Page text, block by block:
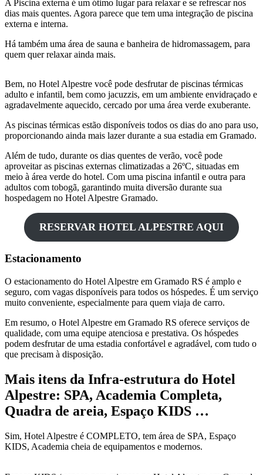
A Piscina externa é um ótimo lugar para relaxar e se refrescar nos
dias mais quentes. Agora parece que tem uma integração de piscina
externa e interna.
Há também uma área de sauna e banheira de hidromassagem, para
quem quer relaxar ainda mais.
Bem, no Hotel Alpestre você pode desfrutar de piscinas térmicas
adulto e infantil, bem como jacuzzis, em um ambiente envidraçado e
agradavelmente aquecido, cercado por uma área verde exuberante.
As piscinas térmicas estão disponíveis todos os dias do ano para uso,
proporcionando ainda mais lazer durante a sua estadia em Gramado.
Além de tudo, durante os dias quentes de verão, você pode
aproveitar as piscinas externas climatizadas a 26ºC, situadas em
meio à área verde do hotel. Com uma piscina infantil e outra para
adultos com tobogã, garantindo muita diversão durante sua
hospedagem no Hotel Alpestre Gramado.
RESERVAR HOTEL ALPESTRE AQUI
Estacionamento
O estacionamento do Hotel Alpestre em Gramado RS é amplo e
seguro, com vagas disponíveis para todos os hóspedes. É um serviço
muito conveniente, especialmente para quem viaja de carro.
Em resumo, o Hotel Alpestre em Gramado RS oferece serviços de
qualidade, com uma equipe atenciosa e prestativa. Os hóspedes
podem desfrutar de uma estadia confortável e agradável, com tudo o
que precisam à disposição.
Mais itens da Infra-estrutura do Hotel
Alpestre: SPA, Academia Completa,
Quadra de areia, Espaço KIDS …
Sim, Hotel Alpestre é COMPLETO, tem área de SPA, Espaço
KIDS, Academia cheia de equipamentos e modernos.